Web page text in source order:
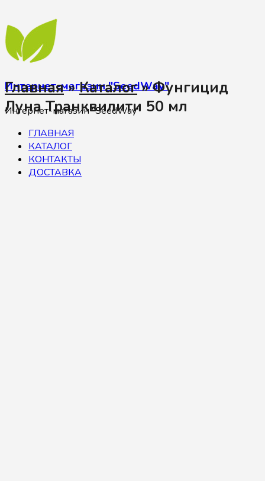
Интернет-магазин "SeedWay"
Интернет-магазин "SeedWay"
ГЛАВНАЯ
КАТАЛОГ
КОНТАКТЫ
ДОСТАВКА
Главная»Каталог»Фунгицид
Луна Транквилити 50 мл